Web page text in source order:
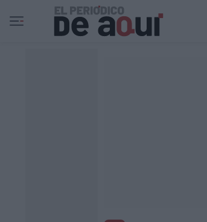
Ir al contenido principal